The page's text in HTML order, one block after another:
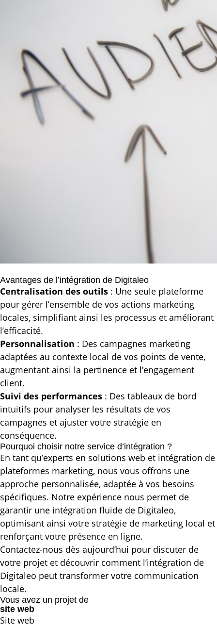
Avantages de l’intégration de Digitaleo
Centralisation des outils : Une seule plateforme
pour gérer l’ensemble de vos actions marketing
locales, simplifiant ainsi les processus et améliorant
l’efficacité.
Personnalisation : Des campagnes marketing
adaptées au contexte local de vos points de vente,
augmentant ainsi la pertinence et l’engagement
client.
Suivi des performances : Des tableaux de bord
intuitifs pour analyser les résultats de vos
campagnes et ajuster votre stratégie en
conséquence.
Pourquoi choisir notre service d’intégration ?
En tant qu’experts en solutions web et intégration de
plateformes marketing, nous vous offrons une
approche personnalisée, adaptée à vos besoins
spécifiques. Notre expérience nous permet de
garantir une intégration fluide de Digitaleo,
optimisant ainsi votre stratégie de marketing local et
renforçant votre présence en ligne.
Contactez-nous dès aujourd’hui pour discuter de
votre projet et découvrir comment l’intégration de
Digitaleo peut transformer votre communication
locale.
Vous avez un projet de
site web
Site web